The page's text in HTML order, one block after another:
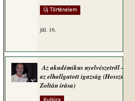
Új Történelem
júl. 16.
Az akadémikus nyelvészetről –
az elhallgatott igazság (Hosszú
Zoltán írása)